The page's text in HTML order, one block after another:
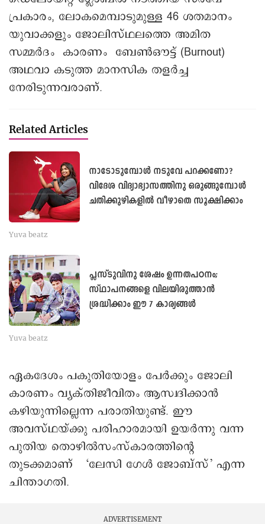
പ്രകാരം, ലോകമെമ്പാടുമുള്ള 46 ശതമാനം
യുവാക്കളും ജോലിസ്ഥലത്തെ അമിത
സമ്മർദം കാരണം ബേൺഔട്ട് (Burnout)
അഥവാ കടുത്ത മാനസിക തളർച്ച
നേരിടുന്നവരാണ്.
Related Articles
നാടോടുമ്പോള്‍ നടുവേ പറക്കണോ?
വിദേശ വിദ്യാഭ്യാസത്തിനു ഒരുങ്ങുമ്പോള്‍
ചതിക്കുഴികളില്‍ വീഴാതെ സൂക്ഷിക്കാം
Yuva beatz
പ്ലസ്ടുവിനു ശേഷം ഉന്നതപഠനം;
സ്ഥാപനങ്ങളെ വിലയിരുത്താൻ
ശ്രദ്ധിക്കാം ഈ 7 കാര്യങ്ങൾ
Yuva beatz
ഏകദേശം പകുതിയോളം പേർക്കും ജോലി
കാരണം വ്യക്തിജീവിതം ആസ്വദിക്കാൻ
കഴിയുന്നില്ലെന്ന പരാതിയുണ്ട്. ഈ
അവസ്ഥയ്ക്കു പരിഹാരമായി ഉയർന്നു വന്ന
പുതിയ തൊഴിൽസംസ്കാരത്തിന്റെ
തുടക്കമാണ് ‘ലേസി ഗേൾ ജോബ്സ്’ എന്ന
ചിന്താഗതി.
ADVERTISEMENT